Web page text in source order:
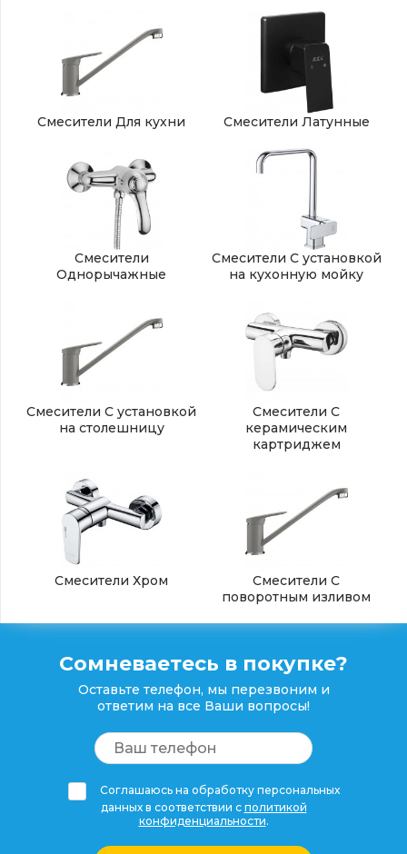
Смесители Для кухни Смесители Латунные
Смесители
Однорычажные
Смесители С установкой
на кухонную мойку
Смесители С установкой
на столешницу
Смесители С
керамическим
картриджем
Смесители Хром
Смесители С
поворотным изливом
Сомневаетесь в покупке?
Оставьте телефон, мы перезвоним и
ответим на все Ваши вопросы!
Соглашаюсь на обработку персональных
данных в соответствии с политикой
конфиденциальности.